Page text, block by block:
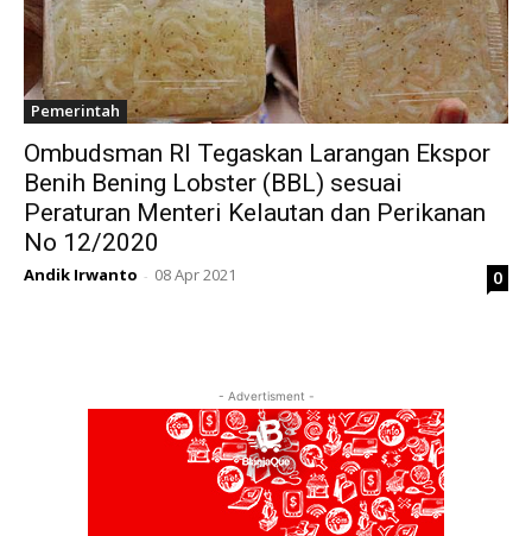
Pemerintah
Ombudsman RI Tegaskan Larangan Ekspor
Benih Bening Lobster (BBL) sesuai
Peraturan Menteri Kelautan dan Perikanan
No 12/2020
Andik Irwanto - 08 Apr 2021 0
- Advertisment -